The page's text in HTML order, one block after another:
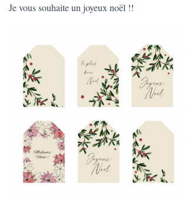
Je vous souhaite un joyeux noël !!